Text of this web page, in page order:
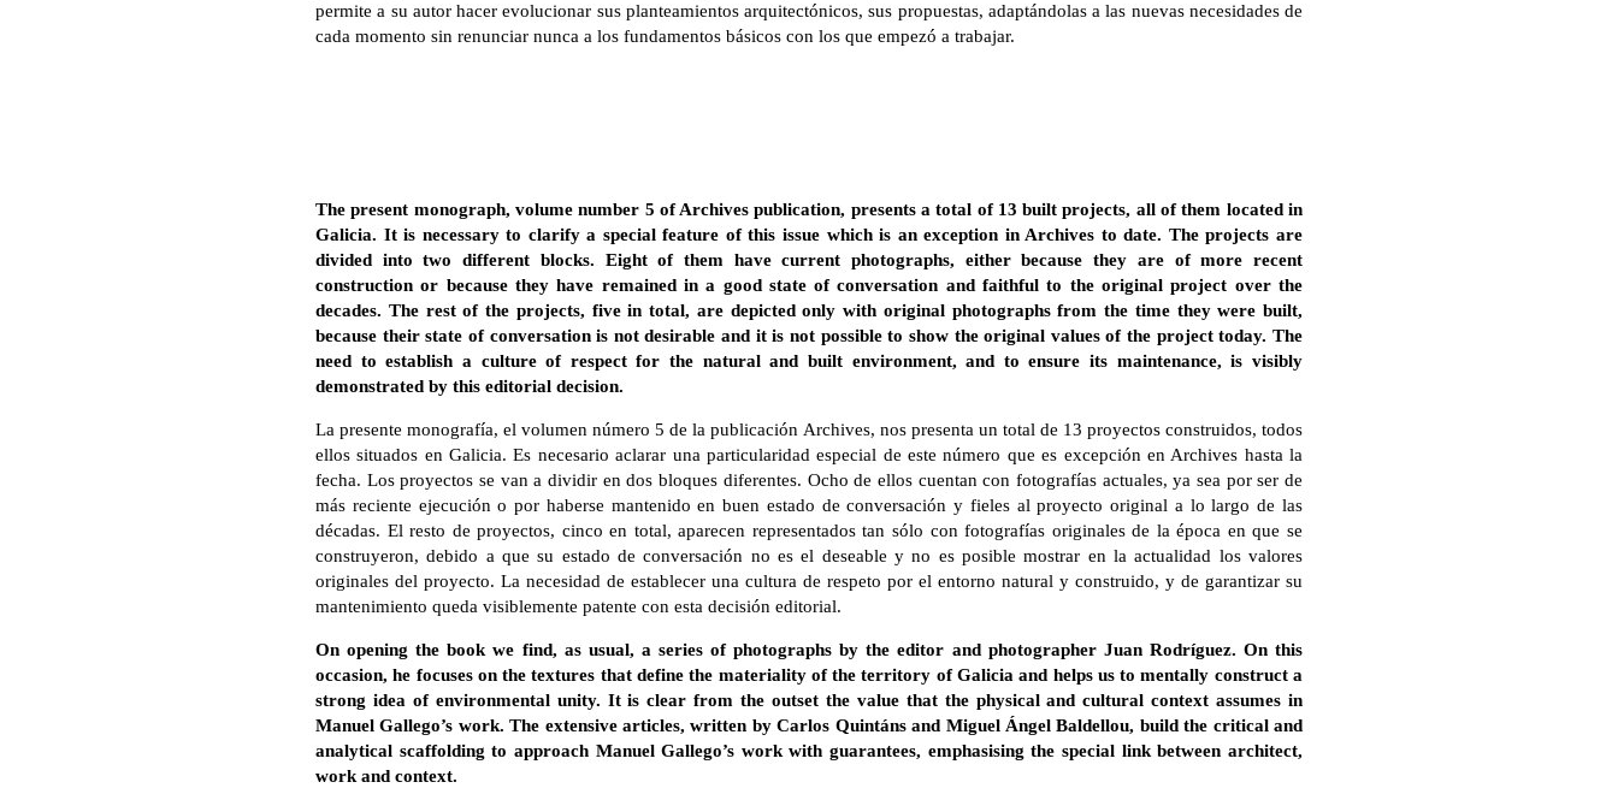
permite a su autor hacer evolucionar sus planteamientos arquitectónicos, sus propuestas, adaptándolas a las nuevas necesidades de
cada momento sin renunciar nunca a los fundamentos básicos con los que empezó a trabajar.
The present monograph, volume number 5 of Archives publication, presents a total of 13 built projects, all of them located in
Galicia. It is necessary to clarify a special feature of this issue which is an exception in Archives to date. The projects are
divided into two different blocks. Eight of them have current photographs, either because they are of more recent
construction or because they have remained in a good state of conversation and faithful to the original project over the
decades. The rest of the projects, five in total, are depicted only with original photographs from the time they were built,
because their state of conversation is not desirable and it is not possible to show the original values of the project today. The
need to establish a culture of respect for the natural and built environment, and to ensure its maintenance, is visibly
demonstrated by this editorial decision.
La presente monografía, el volumen número 5 de la publicación Archives, nos presenta un total de 13 proyectos construidos, todos
ellos situados en Galicia. Es necesario aclarar una particularidad especial de este número que es excepción en Archives hasta la
fecha. Los proyectos se van a dividir en dos bloques diferentes. Ocho de ellos cuentan con fotografías actuales, ya sea por ser de
más reciente ejecución o por haberse mantenido en buen estado de conversación y fieles al proyecto original a lo largo de las
décadas. El resto de proyectos, cinco en total, aparecen representados tan sólo con fotografías originales de la época en que se
construyeron, debido a que su estado de conversación no es el deseable y no es posible mostrar en la actualidad los valores
originales del proyecto. La necesidad de establecer una cultura de respeto por el entorno natural y construido, y de garantizar su
mantenimiento queda visiblemente patente con esta decisión editorial.
On opening the book we find, as usual, a series of photographs by the editor and photographer Juan Rodríguez. On this
occasion, he focuses on the textures that define the materiality of the territory of Galicia and helps us to mentally construct a
strong idea of environmental unity. It is clear from the outset the value that the physical and cultural context assumes in
Manuel Gallego’s work. The extensive articles, written by Carlos Quintáns and Miguel Ángel Baldellou, build the critical and
analytical scaffolding to approach Manuel Gallego’s work with guarantees, emphasising the special link between architect,
work and context.